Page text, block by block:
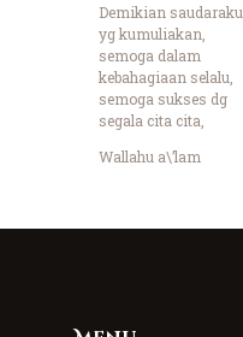
Demikian saudaraku
yg kumuliakan,
semoga dalam
kebahagiaan selalu,
semoga sukses dg
segala cita cita,
Wallahu a\’lam